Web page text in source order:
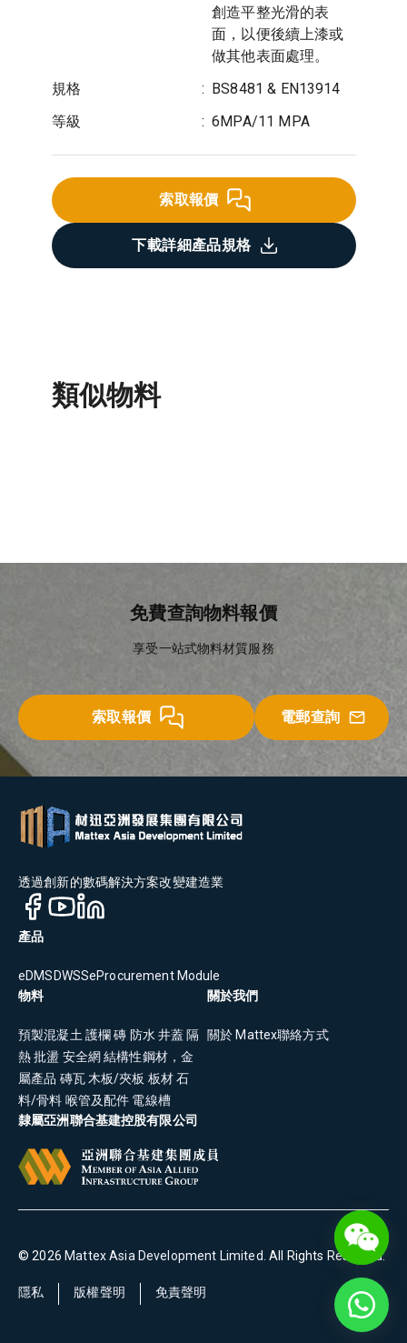
創造平整光滑的表
面，以便後續上漆或
做其他表面處理。
規格
: BS8481 & EN13914
等級
: 6MPA/11 MPA
索取報價
下載詳細產品規格
類似物料
免費查詢物料報價
享受一站式物料材質服務
索取報價 電郵查詢
透過創新的數碼解決方案改變建造業
產品
eDMS DWSSeProcurement Module
物料
預製混凝土 護欄磚 防水 井蓋 隔
熱 批盪 安全網 結構性鋼材，金
屬產品 磚瓦 木板/夾板 板材石
料/骨料 喉管及配件 電線槽
關於我們
關於 Mattex聯絡方式
隸屬亞洲聯合基建控股有限公司
©2026 Mattex Asia Development Limited . All Rights Reserved.
隱私 版權聲明 免責聲明